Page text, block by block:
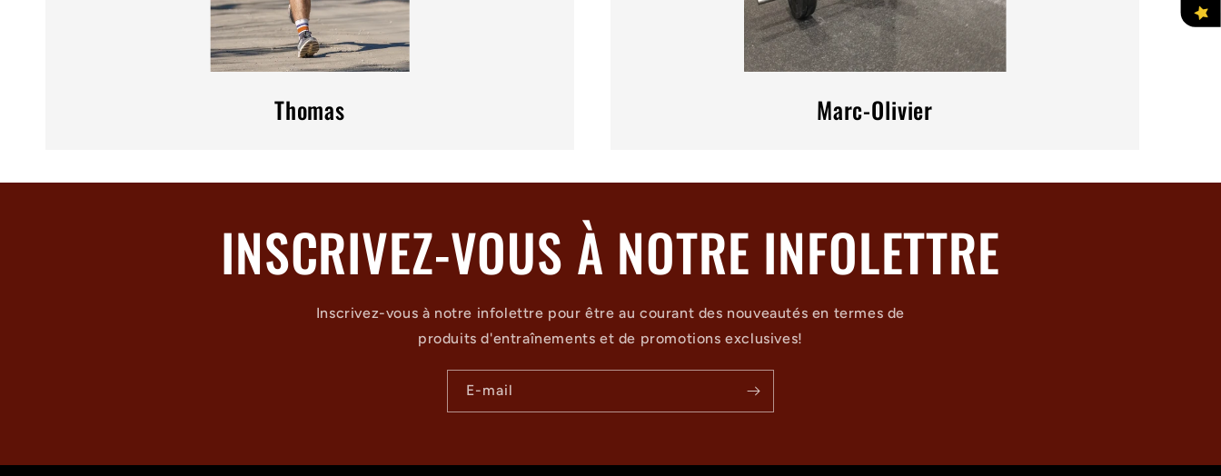
Thomas Marc-Olivier
INSCRIVEZ-VOUS À NOTRE INFOLETTRE
Inscrivez-vous à notre infolettre pour être au courant des nouveautés en termes de
produits d'entraînements et de promotions exclusives!
E-mail